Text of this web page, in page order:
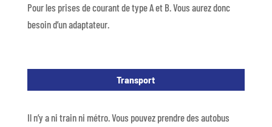
Pour les prises de courant de type A et B. Vous aurez donc
besoin d’un adaptateur.
Transport
Il n’y a ni train ni métro. Vous pouvez prendre des autobus